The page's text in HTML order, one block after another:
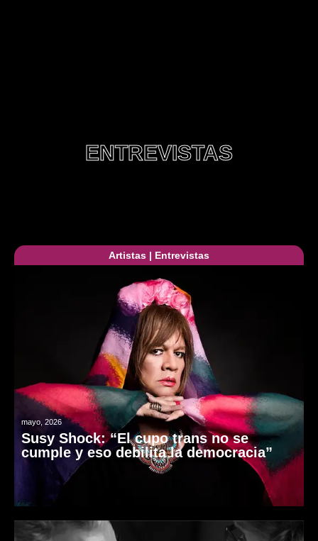
ENTREVISTAS
Artistas | Entrevistas
mayo, 2026
Susy Shock: “El cupo trans no se
cumple y eso debilita la democracia”